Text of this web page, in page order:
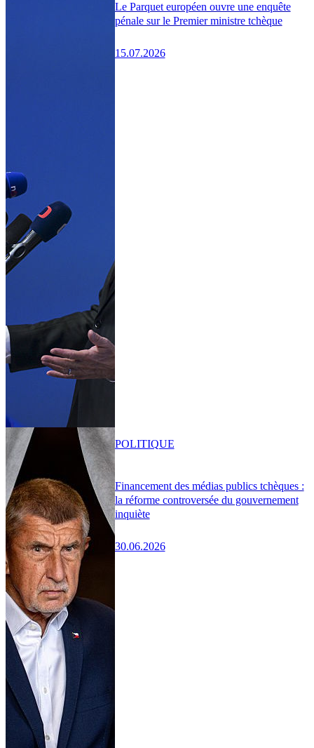
Le Parquet européen ouvre une enquête
pénale sur le Premier ministre tchèque
15.07.2026
Financement des médias publics tchèques :
la réforme controversée du gouvernement
inquiète
30.06.2026
POLITIQUE